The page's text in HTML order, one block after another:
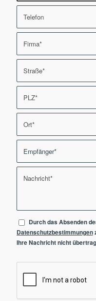
Durch das Absenden
Datenschutzbestimmungen
Ihre Nachricht nicht